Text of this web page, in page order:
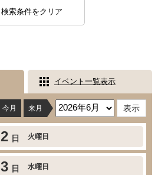
検索条件をクリア
イベント一覧表示
今月 来月
2 日 火曜日
3 日 水曜日